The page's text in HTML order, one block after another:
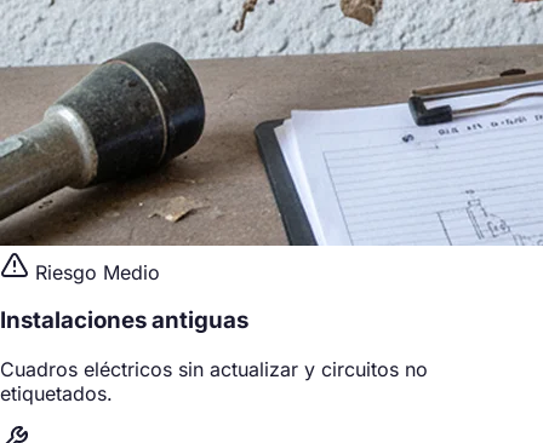
Riesgo Medio
Instalaciones antiguas
Cuadros eléctricos sin actualizar y circuitos no
etiquetados.